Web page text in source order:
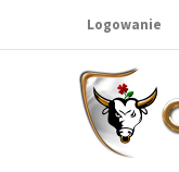
Logowanie